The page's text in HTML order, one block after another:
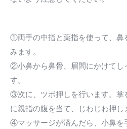
①両手の中指と薬指を使って、鼻
みます。
②小鼻から鼻骨、眉間にかけてし
す。
③次に、ツボ押しを行います。掌
に親指の腹を当て、じわじわ押し
④マッサージが済んだら、小鼻を